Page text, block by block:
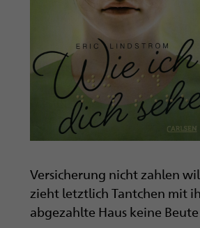
Versicherung nicht zahlen
zieht letztlich Tantchen mit
abgezahlte Haus keine